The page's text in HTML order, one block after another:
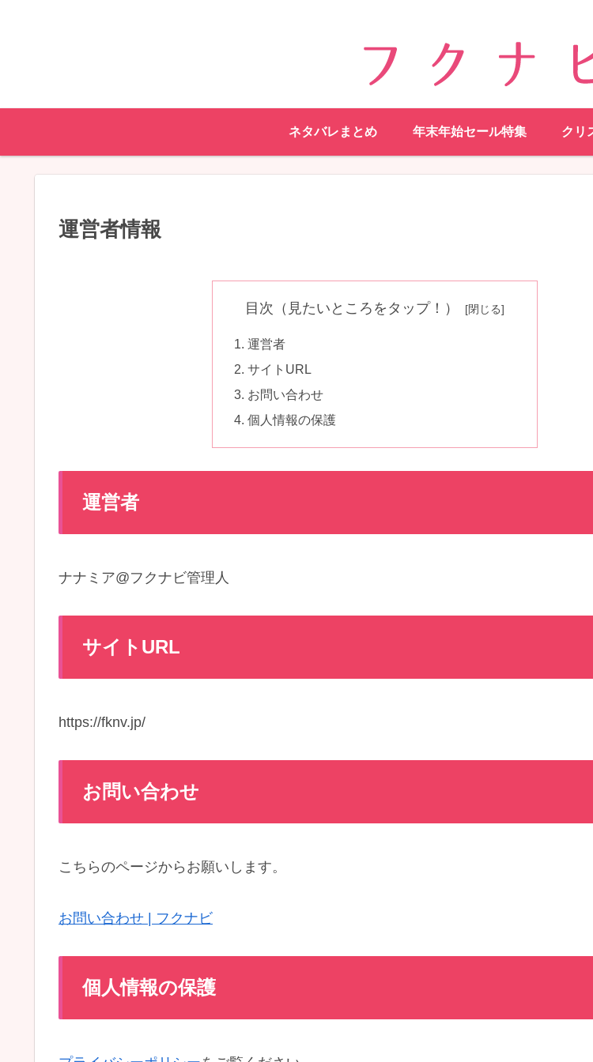
ネタバレまとめ 年末年始セール特集 クリ
運営者情報
目次（見たいところをタップ！）
運営者
サイトURL
お問い合わせ
個人情報の保護
運営者
ナナミア@フクナビ管理人
サイトURL
https://fknv.jp/
お問い合わせ
こちらのページからお願いします。
お問い合わせ | フクナビ
個人情報の保護